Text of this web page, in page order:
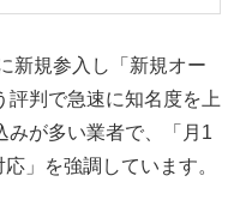
新規参入し「新規オー
評判で急速に知名度を上
みが多い業者で、「月1
」を強調しています。